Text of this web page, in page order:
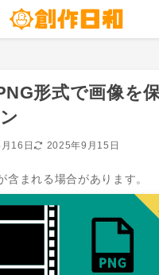
形式で画像を
16日 2025年9月15日
含まれる場合があります。